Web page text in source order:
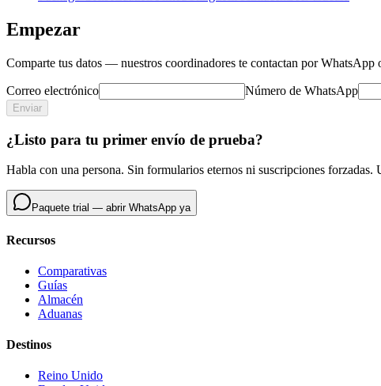
Empezar
Comparte tus datos — nuestros coordinadores te contactan por WhatsApp
Correo electrónico Número de WhatsApp
Enviar
¿Listo para tu primer envío de prueba?
Habla con una persona. Sin formularios eternos ni suscripciones forzadas.
Paquete trial — abrir WhatsApp ya
Recursos
Comparativas
Guías
Almacén
Aduanas
Destinos
Reino Unido